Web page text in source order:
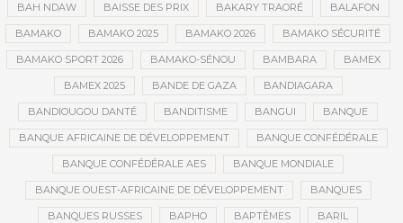
BAH NDAW BAISSE DES PRIX BAKARY TRAORÉ BALAFON
BAMAKO BAMAKO 2025 BAMAKO 2026 BAMAKO SÉCURITÉ
BAMAKO SPORT 2026 BAMAKO-SÉNOU BAMBARA BAMEX
BAMEX 2025 BANDE DE GAZA BANDIAGARA
BANDIOUGOU DANTÉ BANDITISME BANGUI BANQUE
BANQUE AFRICAINE DE DÉVELOPPEMENT BANQUE CONFÉDÉRALE
BANQUE CONFÉDÉRALE AES BANQUE MONDIALE
BANQUE OUEST-AFRICAINE DE DÉVELOPPEMENT BANQUES
BANQUES RUSSES BAPHO BAPTÊMES BARIL